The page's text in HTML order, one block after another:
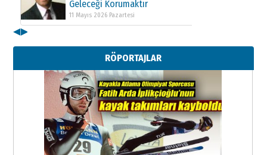
Geleceği Korumaktır
11 Mayıs 2026 Pazartesi
Metin Külünk: Aileyi Korumak
Geleceği Korumaktır
11 Mayıs 2026 Pazartesi
◀▶
RÖPORTAJLAR